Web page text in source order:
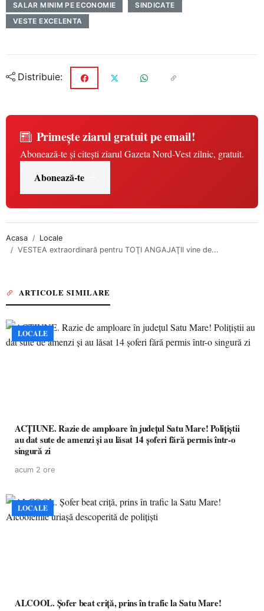
SALAR MINIM PE ECONOMIE
SINDICATE
VESTE EXCELENTA
Distribuie:
Primește ziarul gratuit pe email!
Abonează-te și citești ziarul Gazeta Nord-Vest zilnic, gratuit.
Abonează-te
Acasa
Locale
VESTEA extraordinară pentru TOŢI ANGAJAŢII vine de...
ARTICOLE SIMILARE
LOCALE
ACȚIUNE. Razie de amploare în județul Satu Mare! Polițiștii
au dat sute de amenzi și au lăsat 14 șoferi fără permis într-o
singură zi
acum 2 ore
LOCALE
ALCOOL. Șofer beat criță, prins în trafic la Satu Mare!